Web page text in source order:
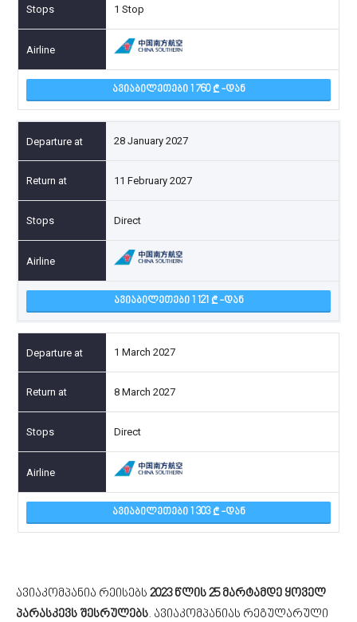
1 Stop
ᲐᲕᲘᲐᲑᲘᲚᲔᲗᲔᲑᲘ 1 760 -ᲓᲐᲜ
28 January 2027
11 February 2027
Direct
ᲐᲕᲘᲐᲑᲘᲚᲔᲗᲔᲑᲘ 1 121 -ᲓᲐᲜ
1 March 2027
8 March 2027
Direct
ᲐᲕᲘᲐᲑᲘᲚᲔᲗᲔᲑᲘ 1 303 -ᲓᲐᲜ
​ავიაკომპანია რეისებს 2023 წლის 25 მარტამდე ყოველ
პარასკევს შესრულებს. ავიაკომპანიას რეგულარული